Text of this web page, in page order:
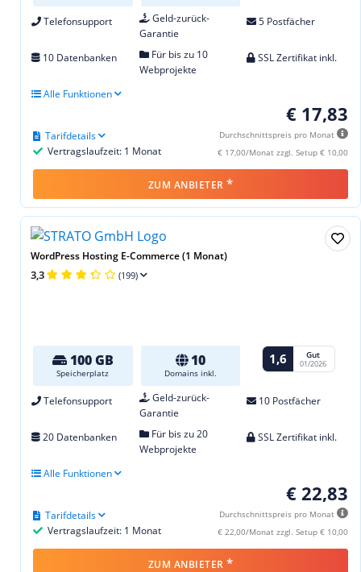
Telefonsupport
Geld-zurück-
Garantie
5 Postfächer
10 Datenbanken
Für bis zu 10
Webprojekte
SSL Zertifikat inkl.
Alle Funktionen
€ 17,83
Durchschnittspreis pro Monat
€ 17,00/Monat zzgl. Setup € 10,00
Vertragslaufzeit: 1 Monat
Tarifdetails
ZUM ANBIETER *
WordPress Hosting E-Commerce (1 Monat)
3,3 (199)
100 GB
Speicherplatz
10
Domains inkl.
1,6 Gut
01/2026
Telefonsupport
Geld-zurück-
Garantie
10 Postfächer
20 Datenbanken
Für bis zu 20
Webprojekte
SSL Zertifikat inkl.
Alle Funktionen
€ 22,83
Durchschnittspreis pro Monat
€ 22,00/Monat zzgl. Setup € 10,00
Vertragslaufzeit: 1 Monat
Tarifdetails
ZUM ANBIETER *